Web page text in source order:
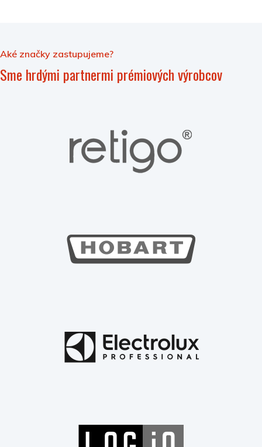
Aké značky zastupujeme?
Sme hrdými partnermi prémiových výrobcov